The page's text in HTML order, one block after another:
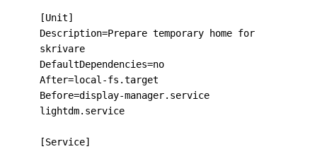
[Unit]
Description=Prepare temporary home for
skrivare
DefaultDependencies=no
After=local-fs.target
Before=display-manager.service
lightdm.service
[Service]